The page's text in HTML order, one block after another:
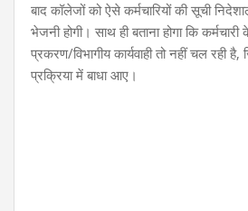
बाद कॉलेजों को ऐसे कर्मचारियों की सूची
भेजनी होगी। साथ ही बताना होगा कि
प्रकरण/विभागीय कार्यवाही तो नहीं चल रही
प्रक्रिया में बाधा आए।